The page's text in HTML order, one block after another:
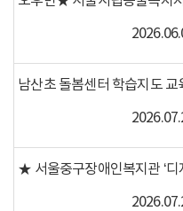
남산초 돌봄센터 학습지도